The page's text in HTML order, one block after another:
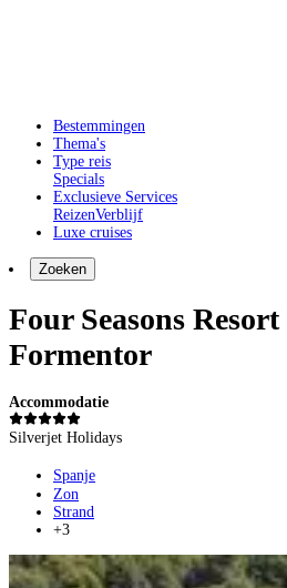
Bestemmingen
Thema's
Type reis
Specials
Exclusieve Services
ReizenVerblijf
Luxe cruises
Zoeken
Four Seasons
Formentor
Accommodatie
Silverjet Holidays
Spanje
Zon
Strand
+3